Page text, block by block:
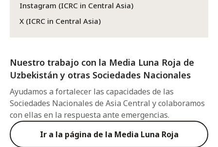
Instagram (ICRC in Central Asia)
X (ICRC in Central Asia)
Nuestro trabajo con la Media Luna Roja de
Uzbekistán y otras Sociedades Nacionales
Ayudamos a fortalecer las capacidades de las
Sociedades Nacionales de Asia Central y colaboramos
con ellas en la respuesta ante emergencias.
Ir a la página de la Media Luna Roja